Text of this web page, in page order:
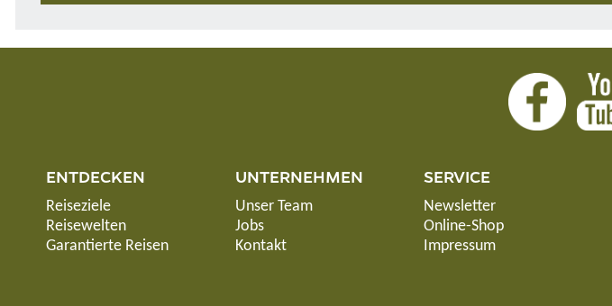
ENTDECKEN
Reiseziele
Reisewelten
Garantierte Reisen
UNTERNEHMEN
Unser Team
Jobs
Kontakt
SERVICE
Newsletter
Online-Shop
Impressum